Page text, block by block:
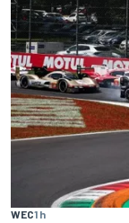
WEC1 h